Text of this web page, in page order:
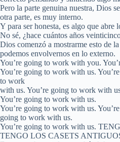
Pero la parte genuina nuestra, Dios
otra parte, es muy interno.
Y para ser honesta, es algo que abre
No sé, ¿hace cuántos años
Dios comenzó a mostrarme esto de
podemos envolvernos en lo externo.
You’re going to work with you.
You’re going to work with us.
to work
with us. You’re going to work with
You’re going to work with us.
You’re going to work with us.
going to work with us.
You’re going to work with us.
TENGO LOS CASETS